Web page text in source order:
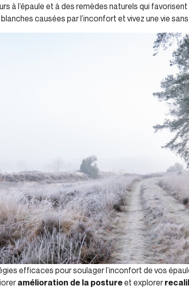
à l’épaule et à des remèdes naturels qui
causées par l’inconfort et vivez une vie sans
efficaces pour soulager l’inconfort de vos
amélioration de la postureet explorer